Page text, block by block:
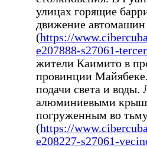
улицах горящие
движение автомашин
(https://
e207888-s27061-
жители Каимито в
провинции
подачи света и
алюминиевыми
погруженным во
(https://
e208227-s27061-